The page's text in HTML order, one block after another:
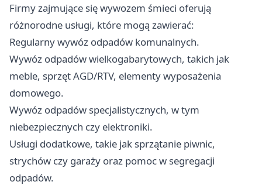
Firmy zajmujące się wywozem śmieci oferują
różnorodne usługi, które mogą zawierać:
Regularny wywóz odpadów komunalnych.
Wywóz odpadów wielkogabarytowych, takich jak
meble, sprzęt AGD/RTV, elementy wyposażenia
domowego.
Wywóz odpadów specjalistycznych, w tym
niebezpiecznych czy elektroniki.
Usługi dodatkowe, takie jak sprzątanie piwnic,
strychów czy garaży oraz pomoc w segregacji
odpadów.